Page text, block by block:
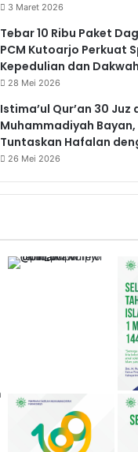
3 Maret 2026
Tebar 10 Ribu Paket
PCM Kutoarjo Perkuat
Kepedulian dan
28 Mei 2026
Istima’ul Qur’an 30
Muhammadiyah
Tuntaskan Hafalan
26 Mei 2026